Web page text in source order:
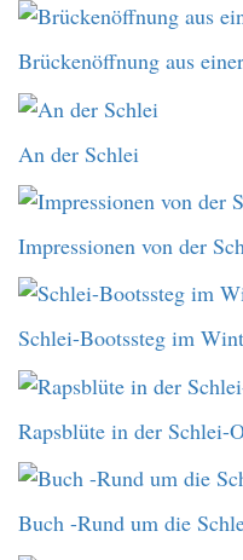
Brückenöffnung aus
An der Schlei
Impressionen von der
Schlei-Bootssteg im
Rapsblüte in der Schlei-
Buch -Rund um die